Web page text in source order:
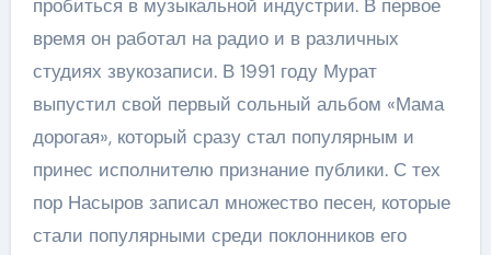
пробиться в музыкальной индустрии. В первое
время он работал на радио и в различных
студиях звукозаписи. В 1991 году Мурат
выпустил свой первый сольный альбом «Мама
дорогая», который сразу стал популярным и
принес исполнителю признание публики. С тех
пор Насыров записал множество песен, которые
стали популярными среди поклонников его